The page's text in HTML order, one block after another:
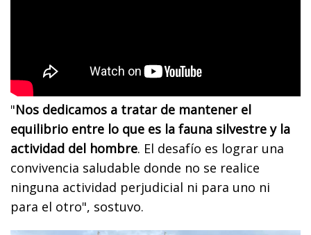
"Nos dedicamos a tratar de mantener el
equilibrio entre lo que es la fauna silvestre y la
actividad del hombre. El desafío es lograr una
convivencia saludable donde no se realice
ninguna actividad perjudicial ni para uno ni
para el otro", sostuvo.